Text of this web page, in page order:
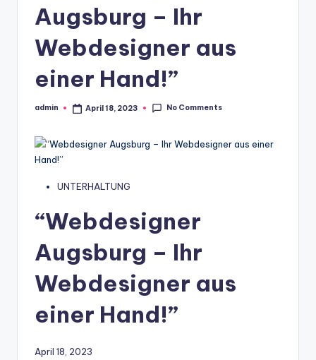
Augsburg – Ihr
Webdesigner aus
einer Hand!”
Posted
admin April 18, 2023 No Comments
UNTERHALTUNG
“Webdesigner
Augsburg – Ihr
Webdesigner aus
einer Hand!”
April 18, 2023